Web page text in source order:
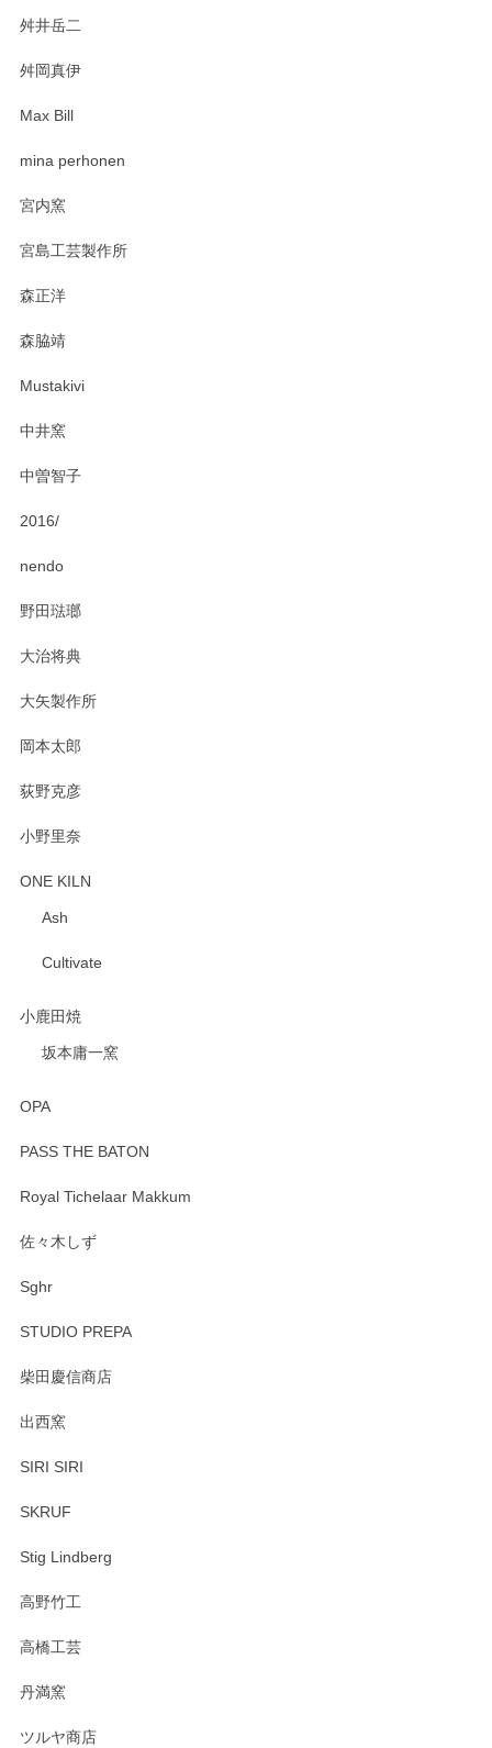
おかけしました。 ありがとうございます。
舛井岳二
舛岡真伊
Max Bill
mina perhonen
宮内窯
宮島工芸製作所
森正洋
森脇靖
Mustakivi
中井窯
中曽智子
2016/
nendo
野田琺瑯
大治将典
大矢製作所
岡本太郎
荻野克彦
小野里奈
ONE KILN
Ash
Cultivate
小鹿田焼
坂本庸一窯
OPA
PASS THE BATON
Royal Tichelaar Makkum
佐々木しず
Sghr
STUDIO PREPA
柴田慶信商店
出西窯
SIRI SIRI
SKRUF
Stig Lindberg
高野竹工
高橋工芸
丹満窯
ツルヤ商店